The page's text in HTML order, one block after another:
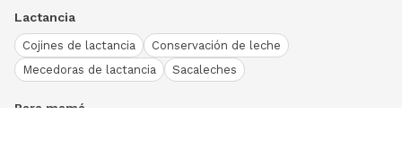
Lactancia
Cojines de lactancia
Conservación de leche
Mecedoras de lactancia
Sacaleches
Para mamá